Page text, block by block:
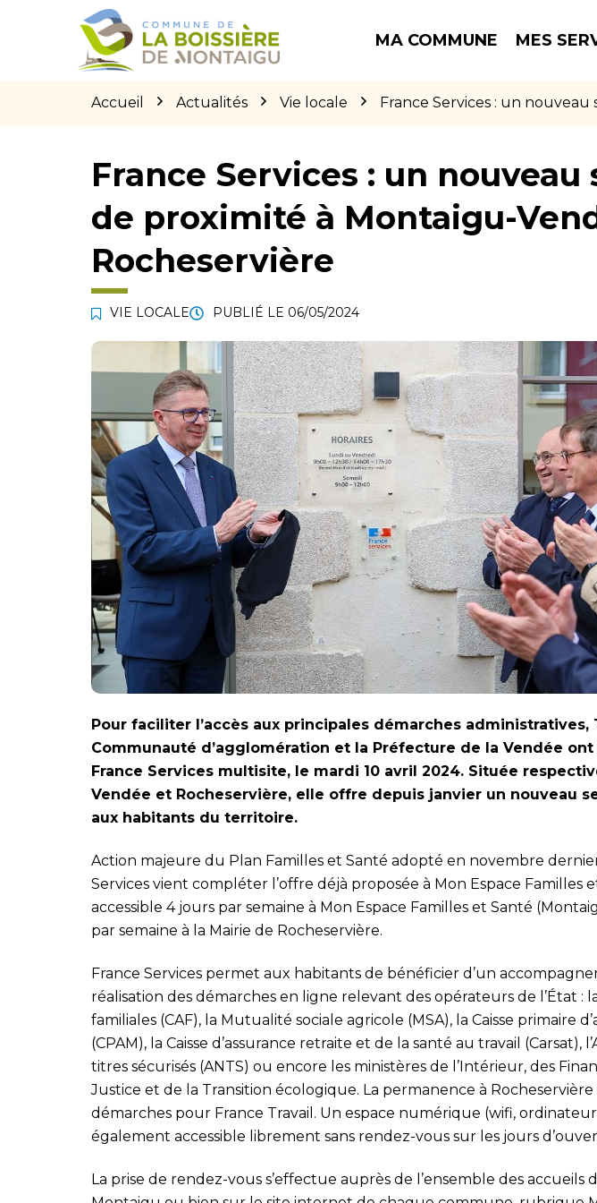
Gestion des traceurs
MA COMMUNE MES
Accueil Actualités Vie locale France Services : un
France Services : un nouveau
de proximité à Montaigu-
Rocheservière
VIE LOCALE PUBLIÉ LE 06/05/2024
Pour faciliter l’accès aux principales démarches administratives,
Communauté d’agglomération et la Préfecture de la Vendée
France Services multisite, le mardi 10 avril 2024. Située
Vendée et Rocheservière, elle offre depuis janvier un nouveau
aux habitants du territoire.
Action majeure du Plan Familles et Santé adopté en novembre
Services vient compléter l’offre déjà proposée à Mon Espace Familles
accessible 4 jours par semaine à Mon Espace Familles et Santé
par semaine à la Mairie de Rocheservière.
France Services permet aux habitants de bénéficier d’un
réalisation des démarches en ligne relevant des opérateurs de l’État : la
familiales (CAF), la Mutualité sociale agricole (MSA), la Caisse primaire
(CPAM), la Caisse d’assurance retraite et de la santé au travail (Carsat),
titres sécurisés (ANTS) ou encore les ministères de l’Intérieur, des
Justice et de la Transition écologique. La permanence à
démarches pour France Travail. Un espace numérique (wifi,
également accessible librement sans rendez-vous sur les jours
La prise de rendez-vous s’effectue auprès de l’ensemble des accueils